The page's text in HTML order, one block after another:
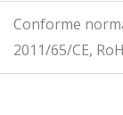
Conforme
2011/65/CE,